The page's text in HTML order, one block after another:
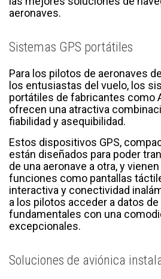
aeronaves.
Sistemas GPS portátiles
Para los pilotos de aeronaves
los entusiastas del vuelo, los
portátiles de fabricantes como
ofrecen una atractiva
fiabilidad y asequibilidad.
Estos dispositivos GPS,
están diseñados para poder
de una aeronave a otra, y
funciones como pantallas
interactiva y conectividad
a los pilotos acceder a datos
fundamentales con una
excepcionales.
Soluciones de aviónica